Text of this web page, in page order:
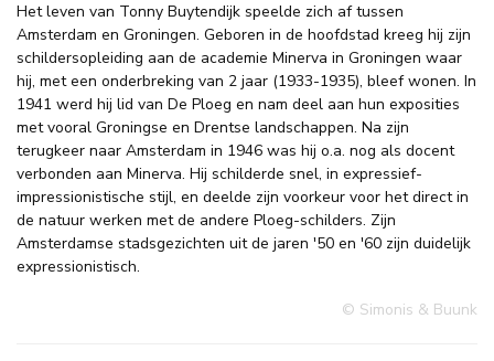
Het leven van Tonny Buytendijk speelde zich af tussen
Amsterdam en Groningen. Geboren in de hoofdstad kreeg hij zijn
schildersopleiding aan de academie Minerva in Groningen waar
hij, met een onderbreking van 2 jaar (1933-1935), bleef wonen. In
1941 werd hij lid van De Ploeg en nam deel aan hun exposities
met vooral Groningse en Drentse landschappen. Na zijn
terugkeer naar Amsterdam in 1946 was hij o.a. nog als docent
verbonden aan Minerva. Hij schilderde snel, in expressief-
impressionistische stijl, en deelde zijn voorkeur voor het direct in
de natuur werken met de andere Ploeg-schilders. Zijn
Amsterdamse stadsgezichten uit de jaren '50 en '60 zijn duidelijk
expressionistisch.
© Simonis & Buunk